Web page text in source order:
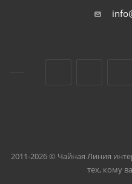
2011-2026 © Чайная Линия
тех, кому